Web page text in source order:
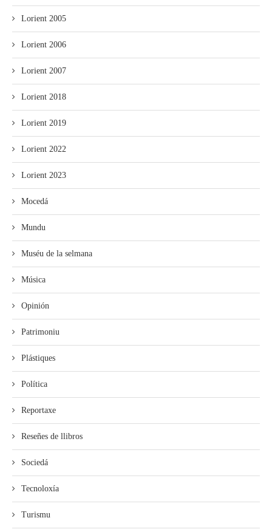
Lorient 2005
Lorient 2006
Lorient 2007
Lorient 2018
Lorient 2019
Lorient 2022
Lorient 2023
Mocedá
Mundu
Muséu de la selmana
Música
Opinión
Patrimoniu
Plástiques
Política
Reportaxe
Reseñes de llibros
Sociedá
Tecnoloxía
Turismu